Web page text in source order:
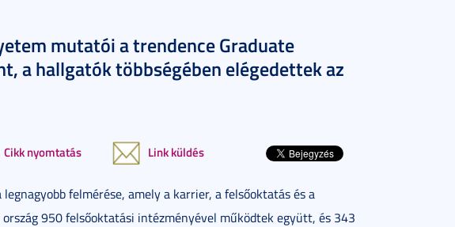
mutatói a trendence Graduate
a hallgatók többségében elégedettek az
Cikk nyomtatás Link küldés
felmérése, amely a karrier, a felsőoktatás és a
950 felsőoktatási intézményével működtek együtt, és 343